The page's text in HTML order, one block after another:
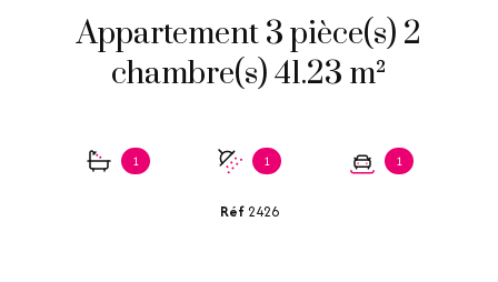
Appartement 3 pièce(s) 2
chambre(s) 41.23 m²
1 1 1
Réf 2426